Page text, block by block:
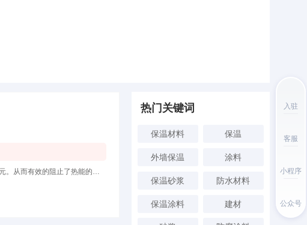
防火等级A级，本产品采用蜂窝状防火隔离仓结构，使每一个有机高分子形成相对的独立单元。从而有效的阻止了热能的传导和火势的蔓
热门关键词
保温材料 保温
外墙保温 涂料
保温砂浆 防水材料
保温涂料 建材
入驻
客服
小程序
公众号